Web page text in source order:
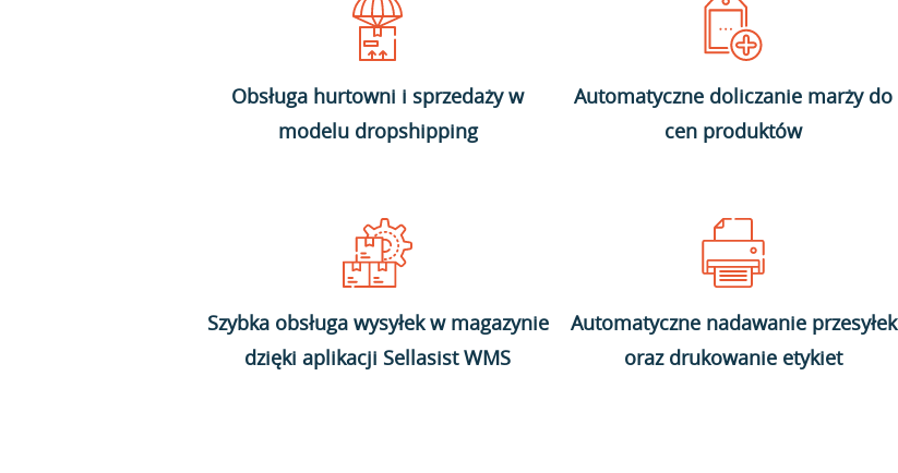
Obsługa hurtowni i sprzedaży w
modelu dropshipping
Automatyczne doliczanie marży do
cen produktów
Szybka obsługa wysyłek w magazynie
dzięki aplikacji Sellasist WMS
Automatyczne nadawanie przesyłek
oraz drukowanie etykiet